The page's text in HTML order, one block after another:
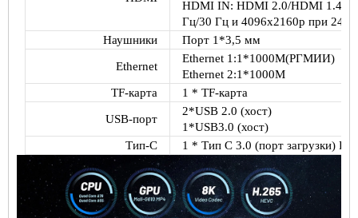
HDMI IN: HDMI 2.0/HDMI 1.4b
Гц/30 Гц и 4096x2160p при 24
Наушники
Порт 1*3,5 мм
Ethernet
Ethernet 1:1*1000М(РГМИИ)
Ethernet 2:1*1000М
TF-карта
1 * TF-карта
USB-порт
2*USB 2.0 (хост)
1*USB3.0 (хост)
Тип-С
1 * Тип C 3.0 (порт загрузки)